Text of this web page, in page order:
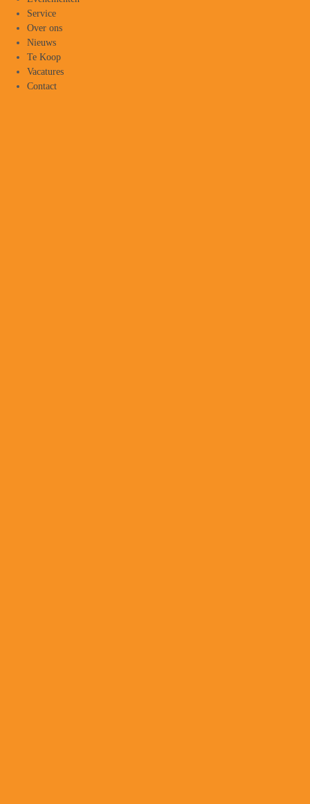
Service
Over ons
Nieuws
Te Koop
Vacatures
Contact